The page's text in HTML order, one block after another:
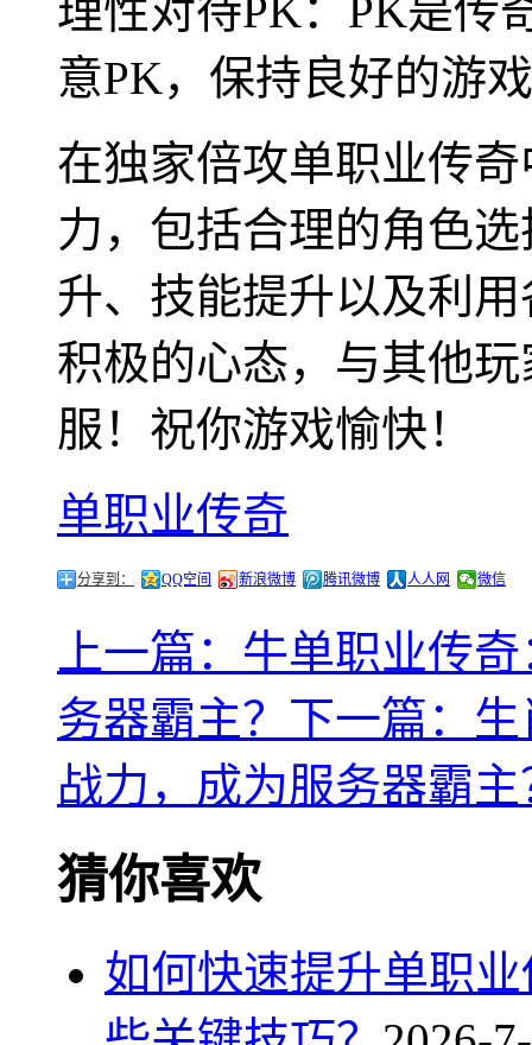
理性对待PK：PK是传
意PK，保持良好的游
在独家倍攻单职业传
力，包括合理的角色
升、技能提升以及利
积极的心态，与其他
服！祝你游戏愉快！
单职业传奇
分享到： QQ空间 新浪微博 腾讯微博 人人网 微信
上一篇：牛单职业传
务器霸主？ 下一篇：
战力，成为服务器霸主
猜你喜欢
如何快速提升单职